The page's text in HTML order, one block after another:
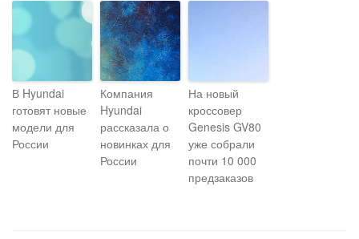
В Hyundai
готовят новые
модели для
России
Компания
Hyundai
рассказала о
новинках для
России
На новый
кроссовер
Genesis GV80
уже собрали
почти 10 000
предзаказов